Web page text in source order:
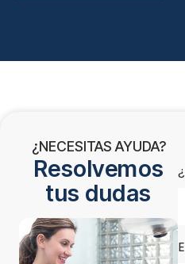
¿NECESITAS AYUDA?
Resolvemos
tus dudas